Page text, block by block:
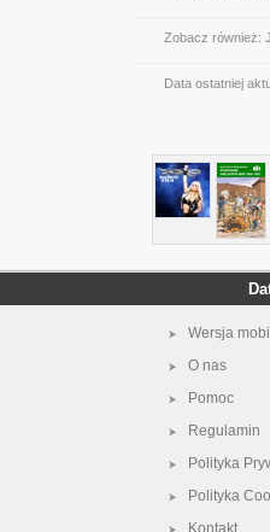
Zobacz również:
Data ostatniej
Wersja
O nas
Pomoc
Regulamin
Polityka
Polityka
Kontakt